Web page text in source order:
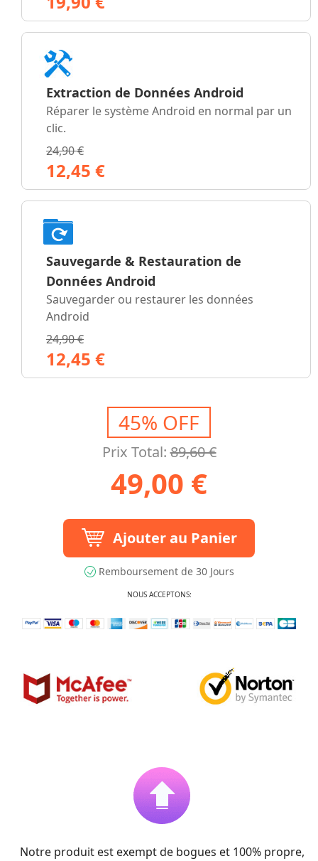
Extraction de Données Android
Réparer le système Android en normal par un
clic.
24,90 €
12,45 €
Sauvegarde & Restauration de
Données Android
Sauvegarder ou restaurer les données
Android
24,90 €
12,45 €
45% OFF
Prix Total:89,60 €
49,00 €
Ajouter au Panier
Remboursement de 30 Jours
NOUS ACCEPTONS:
Notre produit est exempt de bogues et 100% propre,